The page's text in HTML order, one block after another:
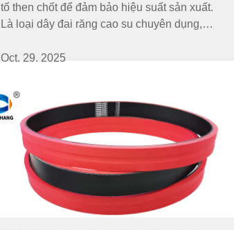
tố then chốt để đảm bảo hiệu suất sản xuất.
Là loại dây đai răng cao su chuyên dụng,
được sử dụng rộng rãi trong các máy đóng
Oct. 29. 2025